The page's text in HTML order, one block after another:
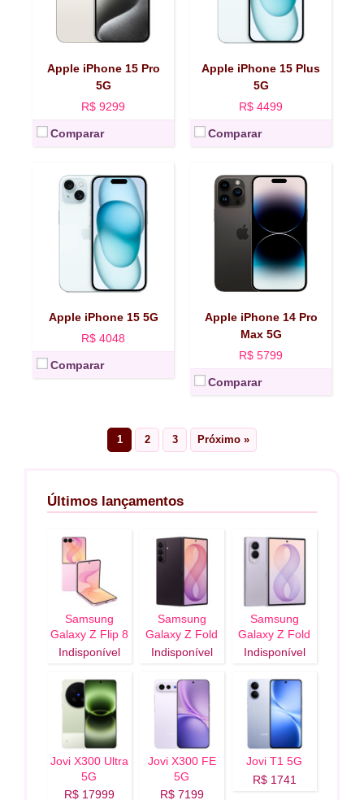
Apple iPhone 15 Pro
5G
R$ 9299
Comparar
Apple iPhone 15 Plus
5G
R$ 4499
Comparar
Apple iPhone 15 5G
R$ 4048
Comparar
Dimensões e peso:
Bateria:
3.349 mAh
Selfie:12 MP
Apple iPhone 14 Pro
Max 5G
R$ 5799
Comparar
Dimensões e peso:
4.323 mAh
Câmera:48 MP + 12 MP + 12 MP
Ver mais →
1 2 3 Próximo »
Últimos lançamentos
Samsung
Galaxy Z Flip 8
5G
Indisponível
Samsung
Galaxy Z Fold
8 Ultra 5G
Indisponível
Samsung
Galaxy Z Fold
8 5G
Indisponível
Jovi X300 Ultra
5G
R$ 17999
Jovi X300 FE
5G
R$ 7199
Jovi T1 5G
R$ 1741